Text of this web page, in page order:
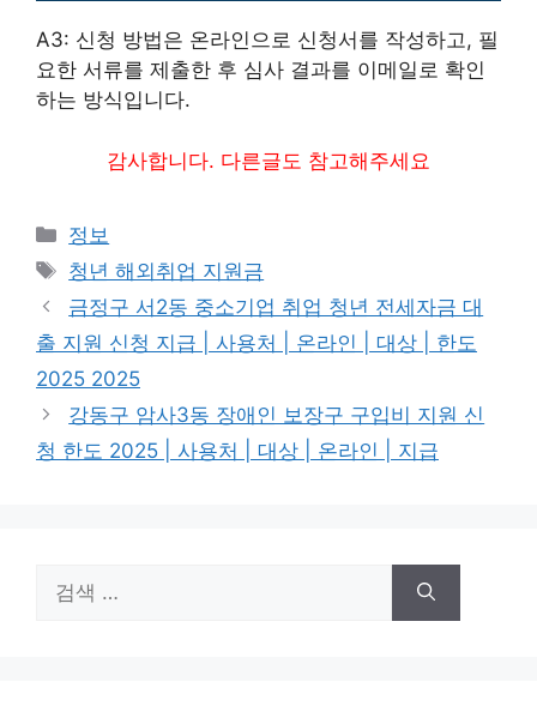
A3: 신청 방법은 온라인으로 신청서를 작성하고, 필
요한 서류를 제출한 후 심사 결과를 이메일로 확인
하는 방식입니다.
감사합니다. 다른글도 참고해주세요
카
테
고
리
정보
태
그
청년 해외취업 지원금
금정구 서2동 중소기업 취업 청년 전세자금 대
출 지원 신청 지급 | 사용처 | 온라인 | 대상 | 한도
2025 2025
강동구 암사3동 장애인 보장구 구입비 지원 신
청 한도 2025 | 사용처 | 대상 | 온라인 | 지급
색: